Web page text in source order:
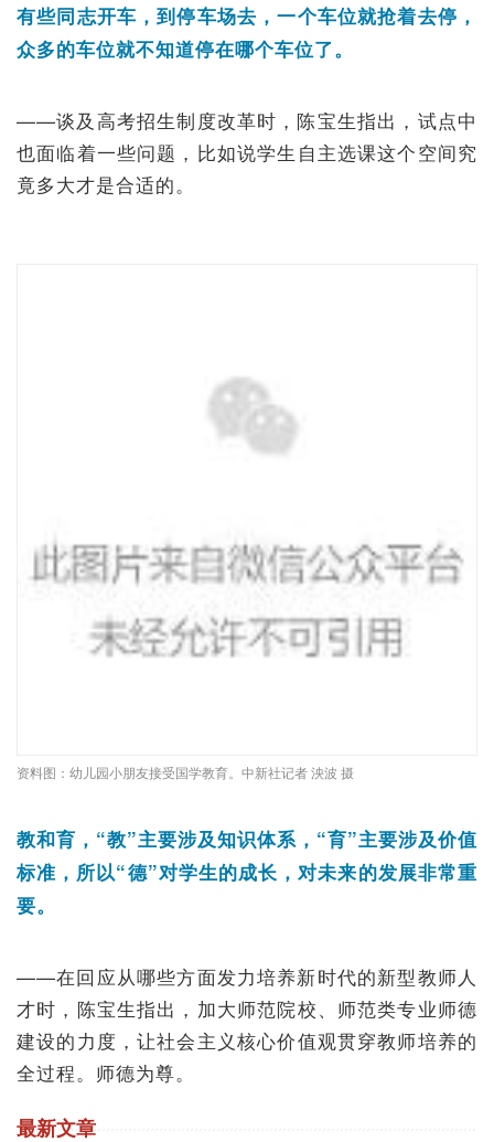
有些同志开车，到停车场去，一个车位就抢着去停，
众多的车位就不知道停在哪个车位了。
——谈及高考招生制度改革时，陈宝生指出，试点中
也面临着一些问题，比如说学生自主选课这个空间究
竟多大才是合适的。
资料图：幼儿园小朋友接受国学教育。中新社记者 泱波 摄
教和育，“教”主要涉及知识体系，“育”主要涉及价值
标准，所以“德”对学生的成长，对未来的发展非常重
要。
——在回应从哪些方面发力培养新时代的新型教师人
才时，陈宝生指出，加大师范院校、师范类专业师德
建设的力度，让社会主义核心价值观贯穿教师培养的
全过程。师德为尊。
最新文章